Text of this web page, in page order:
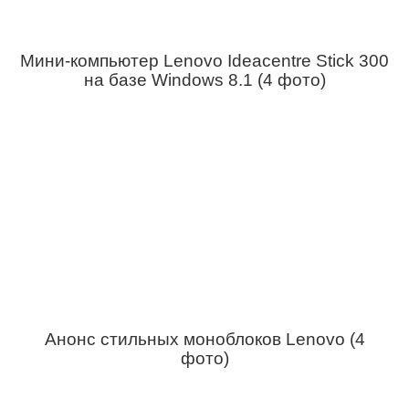
Мини-компьютер Lenovo Ideacentre Stick 300
на базе Windows 8.1 (4 фото)
Анонс стильных моноблоков Lenovo (4
фото)